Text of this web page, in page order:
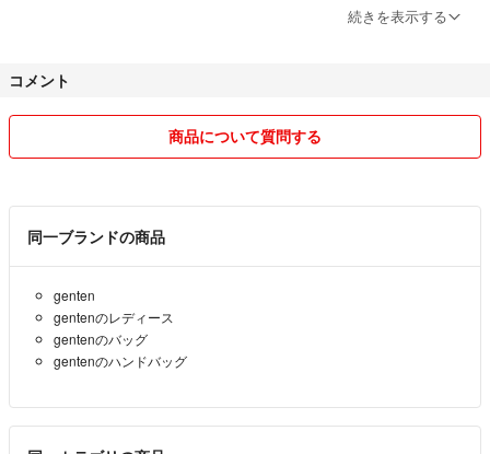
コメントください。些少になりますが、割引きさせて頂きます。
週末は翌、月曜日までに発送させて頂きます。
今後もプロフの変更、改訂はすると思います。
今回は閲覧頂き、ありがとうございました。
続きを表示する
コメント
商品について質問する
同一ブランドの商品
genten
gentenのレディース
gentenのバッグ
gentenのハンドバッグ